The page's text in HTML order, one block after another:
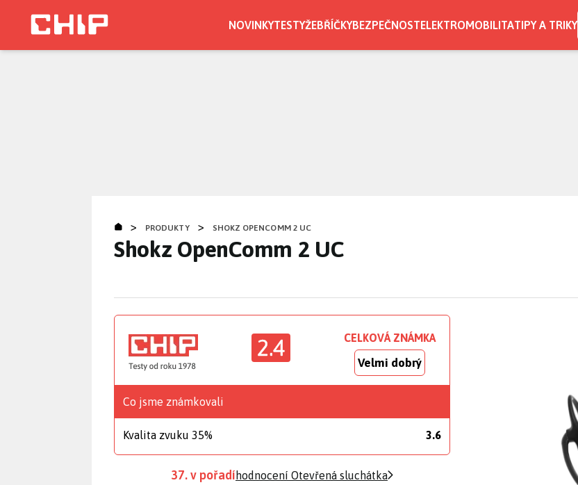
NOVINKYTESTYŽEBŘÍČKYBEZPEČNOSTELEKTROMOBILITATIPY A TRIKY
> PRODUKTY > SHOKZ OPENCOMM 2 UC
Shokz OpenComm 2 UC
2.4 CELKOVÁ ZNÁMKA
Velmi dobrý
Co jsme známkovali
Kvalita zvuku 35% 3.6
37. v pořadí hodnocení Otevřená sluchátka